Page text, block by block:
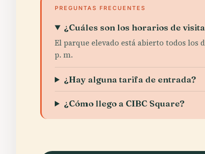
PREGUNTAS FRECUENTES
¿Cuáles son los horarios de
El parque elevado está abierto todos los
p. m.
¿Hay alguna tarifa de entrada?
¿Cómo llego a CIBC Square?